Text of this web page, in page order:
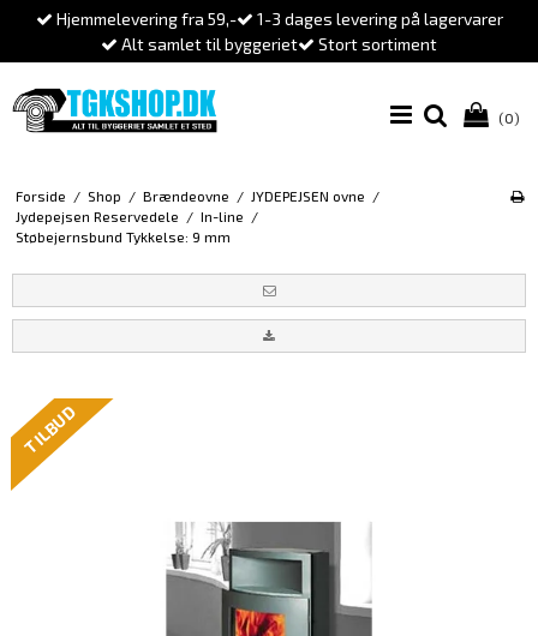
Hjemmelevering fra 59,-
1-3 dages levering på lagervarer
Alt samlet til byggeriet
Stort sortiment
(0)
Forside / Shop / Brændeovne / JYDEPEJSEN ovne /
Jydepejsen Reservedele / In-line /
Støbejernsbund Tykkelse: 9 mm
TILBUD